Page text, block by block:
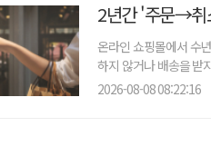
2년간 '주문→취
온라인 쇼핑몰에서 수
하지 않거나 배송을 받
2026-08-08 08:22:16